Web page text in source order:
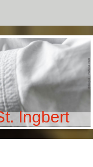
Ingbert